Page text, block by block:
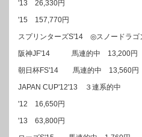
'13 26,330円
'15 157,770円
スプリンターズS'14 ◎スノードラ
阪神JF'14 馬連的中 13,200円
朝日杯FS'14 馬連的中 13,560円
JAPAN CUP'12'13 ３連系的中
'12 16,650円
'13 63,800円